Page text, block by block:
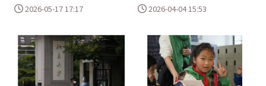
2026-05-17 17:17 2026-04-04 15:53